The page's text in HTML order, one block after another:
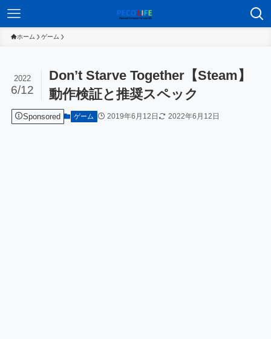
ホーム ゲーム
Don’t Starve Together【Steam】
動作検証と推奨スペック
2022
6/12
Sponsored ゲーム 2019年6月12日 2022年6月12日